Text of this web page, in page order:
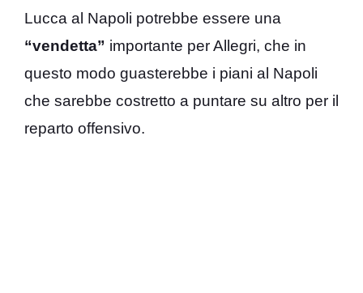
Lucca al Napoli potrebbe essere una
“vendetta” importante per Allegri, che in
questo modo guasterebbe i piani al Napoli
che sarebbe costretto a puntare su altro per il
reparto offensivo.